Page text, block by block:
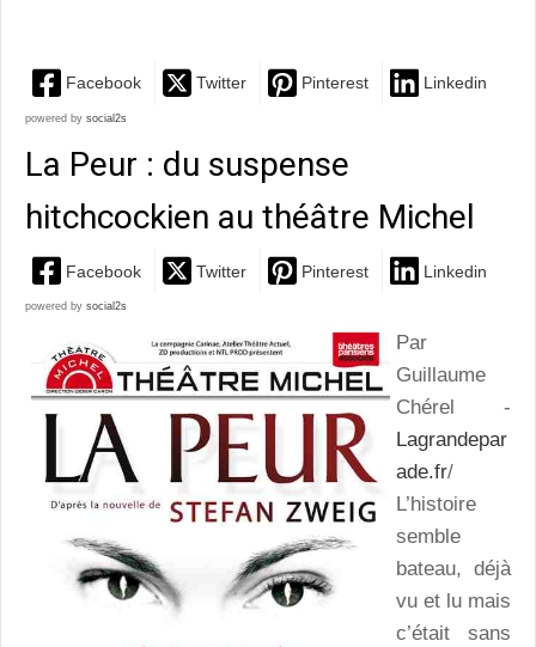
Facebook Twitter Pinterest Linkedin
powered by social2s
La Peur : du suspense
hitchcockien au théâtre Michel
Facebook Twitter Pinterest Linkedin
powered by social2s
Par
Guillaume
Chérel -
Lagrandepar
ade.fr/
L’histoire
semble
bateau, déjà
vu et lu mais
c’était sans